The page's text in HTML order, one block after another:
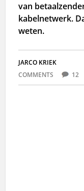
van
kabelnetwerk.
weten.
JARCO KRIEK
COMMENTS
12